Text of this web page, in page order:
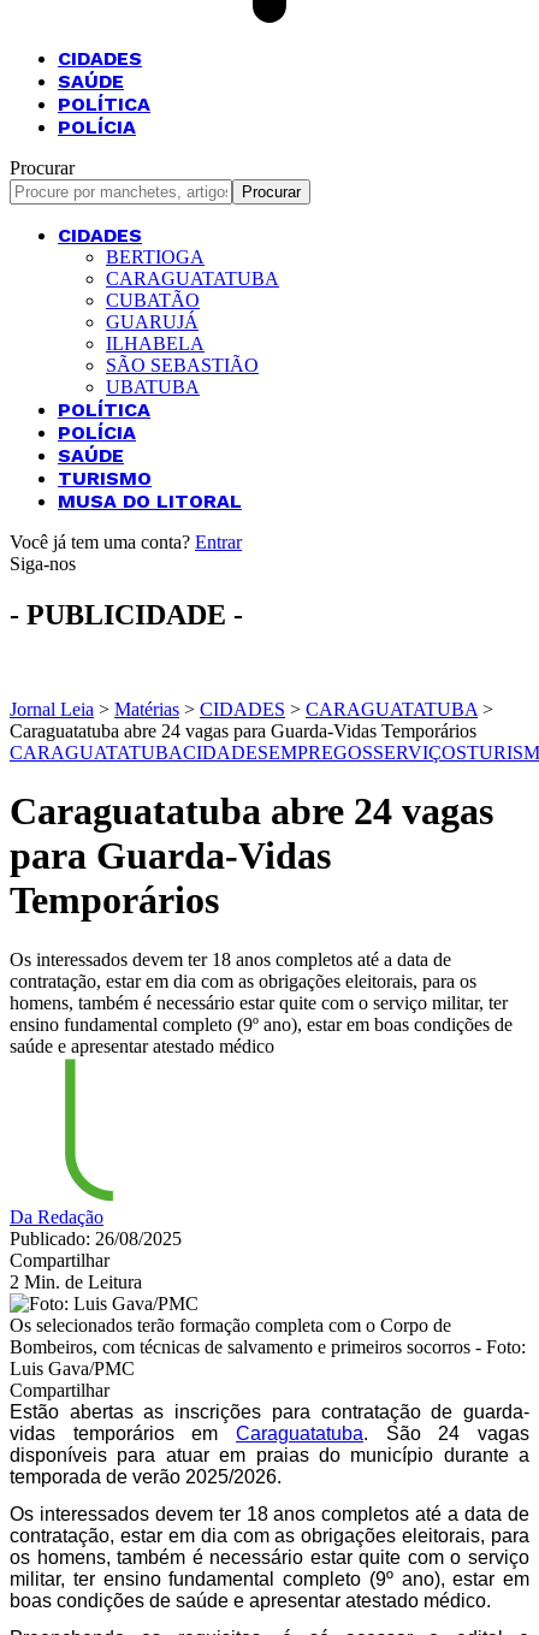
CIDADES
SAÚDE
POLÍTICA
POLÍCIA
Procurar
CIDADES
BERTIOGA
CARAGUATATUBA
CUBATÃO
GUARUJÁ
ILHABELA
SÃO SEBASTIÃO
UBATUBA
POLÍTICA
POLÍCIA
SAÚDE
TURISMO
MUSA DO LITORAL
Você já tem uma conta? Entrar
Siga-nos
- PUBLICIDADE -
Jornal Leia > Matérias > CIDADES > CARAGUATATUBA >
Caraguatatuba abre 24 vagas para Guarda-Vidas Temporários
CARAGUATATUBACIDADESEMPREGOSSERVIÇOS
Caraguatatuba abre 24 vagas
para Guarda-Vidas
Temporários
Os interessados devem ter 18 anos completos até a data de
contratação, estar em dia com as obrigações eleitorais, para os
homens, também é necessário estar quite com o serviço militar, ter
ensino fundamental completo (9º ano), estar em boas condições de
saúde e apresentar atestado médico
Da Redação
Publicado: 26/08/2025
Compartilhar
2 Min. de Leitura
Os selecionados terão formação completa com o Corpo de
Bombeiros, com técnicas de salvamento e primeiros socorros - Foto:
Luis Gava/PMC
Compartilhar
Estão abertas as inscrições para contratação de guarda-
vidas temporários em Caraguatatuba. São 24 vagas
disponíveis para atuar em praias do município durante a
temporada de verão 2025/2026.
Os interessados devem ter 18 anos completos até a data de
contratação, estar em dia com as obrigações eleitorais, para
os homens, também é necessário estar quite com o serviço
militar, ter ensino fundamental completo (9º ano), estar em
boas condições de saúde e apresentar atestado médico.